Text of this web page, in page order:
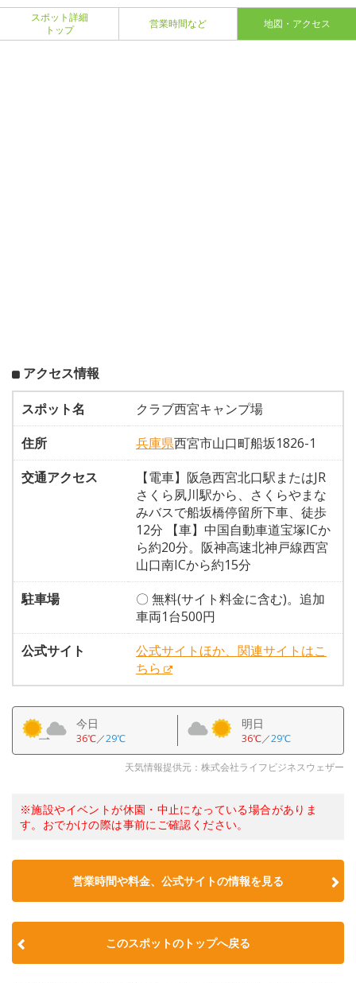
スポット詳細
トップ
営業時間など 地図・アクセス
アクセス情報
スポット名
クラブ西宮キャンプ場
住所
兵庫県西宮市山口町船坂1826-1
交通アクセス
【電車】阪急西宮北口駅またはJR
さくら夙川駅から、さくらやまな
みバスで船坂橋停留所下車、徒歩
12分 【車】中国自動車道宝塚ICか
ら約20分。阪神高速北神戸線西宮
山口南ICから約15分
駐車場
〇 無料(サイト料金に含む)。追加
車両1台500円
公式サイト
公式サイトほか、関連サイトはこ
ちら
今日
36℃／29℃
明日
36℃／29℃
天気情報提供元：株式会社ライフビジネスウェザー
※施設やイベントが休園・中止になっている場合がありま
す。おでかけの際は事前にご確認ください。
営業時間や料金、公式サイトの情報を見る
このスポットのトップへ戻る